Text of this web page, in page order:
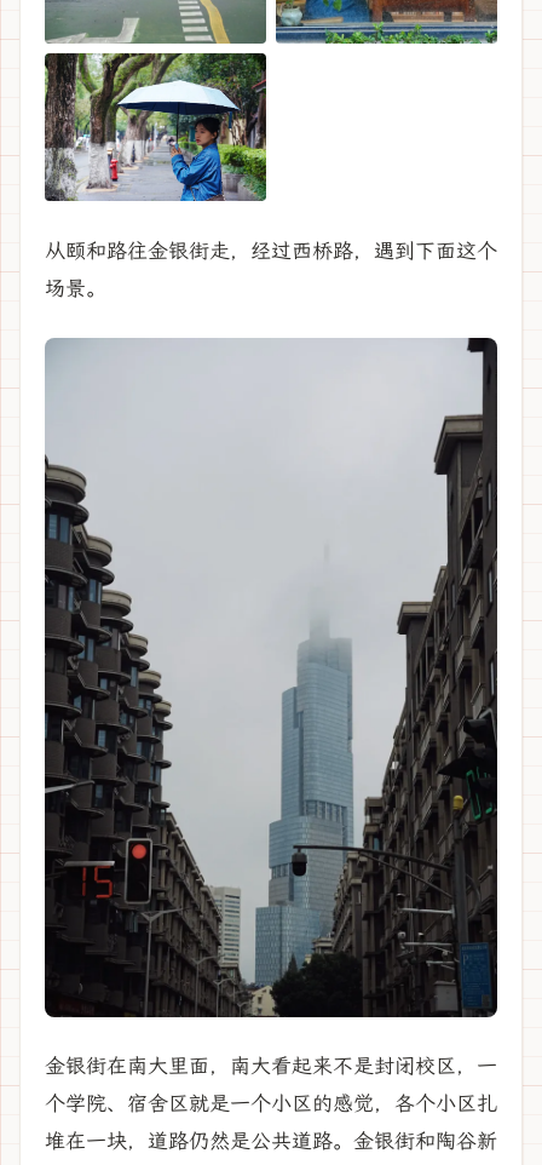
从颐和路往金银街走，经过西桥路，遇到下面这个
场景。
金银街在南大里面，南大看起来不是封闭校区，一
个学院、宿舍区就是一个小区的感觉，各个小区扎
堆在一块，道路仍然是公共道路。金银街和陶谷新